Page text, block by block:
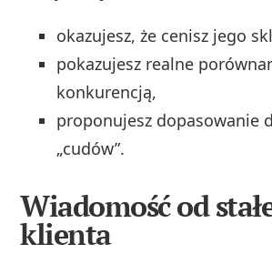
okazujesz, że cenisz jego
pokazujesz realne
konkurencją,
proponujesz dopasowanie
„cudów”.
Wiadomość od
klienta